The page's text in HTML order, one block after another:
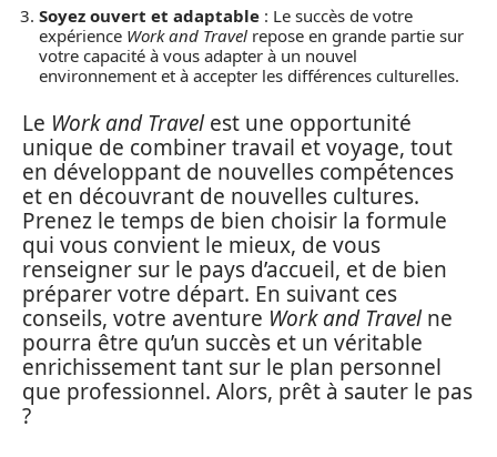
Soyez ouvert et adaptable : Le succès de votre
expérience Work and Travel repose en grande partie sur
votre capacité à vous adapter à un nouvel
environnement et à accepter les différences culturelles.
Le Work and Travelest une opportunité
unique de combiner travail et voyage, tout
en développant de nouvelles compétences
et en découvrant de nouvelles cultures.
Prenez le temps de bien choisir la formule
qui vous convient le mieux, de vous
renseigner sur le pays d’accueil, et de bien
préparer votre départ. En suivant ces
conseils, votre aventure Work and Travelne
pourra être qu’un succès et un véritable
enrichissement tant sur le plan personnel
que professionnel. Alors, prêt à sauter le pas
?